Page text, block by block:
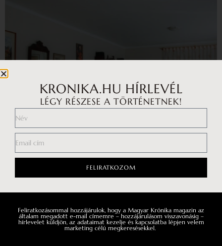
Teleki Julianna grófnő: Még a legsötétebb
években is büszkék voltunk arra, hogy kik
KRONIKA.HU HÍRLEVÉL
LÉGY RÉSZESE A TÖRTÉNETNEK!
FELIRATKOZOM
Feliratkozásommal hozzájárulok, hogy a Magyar Krónika magazin az
általam megadott e-mail címemre – hozzájárulásom visszavonásig –
hírlevelet küldjön, az adataimat kezelje és kapcsolatba lépjen velem
marketing célú megkeresésekkel.